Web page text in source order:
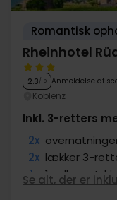
Romantisk
Rheinhotel
2.3/ 5 Anmeldelse af
Koblenz
Inkl. 3-retters
2x
2x lækker 3-
1x 1
Se alt, der er